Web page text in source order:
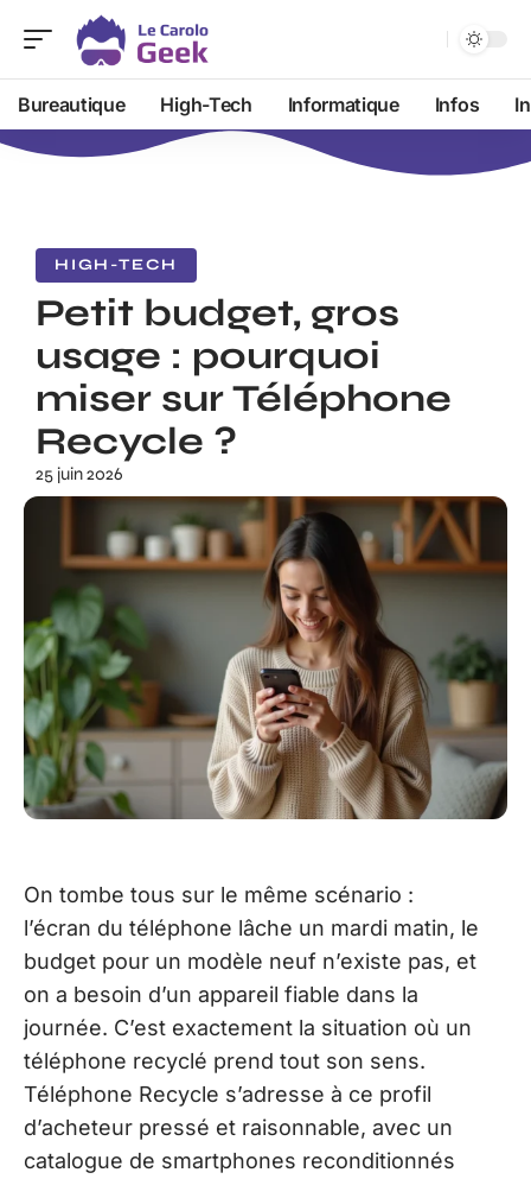
Bureautique High-Tech Informatique Infos
HIGH-TECH
Petit budget, gros
usage : pourquoi
miser sur Téléphone
Recycle ?
25 juin 2026
On tombe tous sur le même scénario :
l’écran du téléphone lâche un mardi matin, le
budget pour un modèle neuf n’existe pas, et
on a besoin d’un appareil fiable dans la
journée. C’est exactement la situation où un
téléphone recyclé prend tout son sens.
Téléphone Recycle s’adresse à ce profil
d’acheteur pressé et raisonnable, avec un
catalogue de smartphones reconditionnés